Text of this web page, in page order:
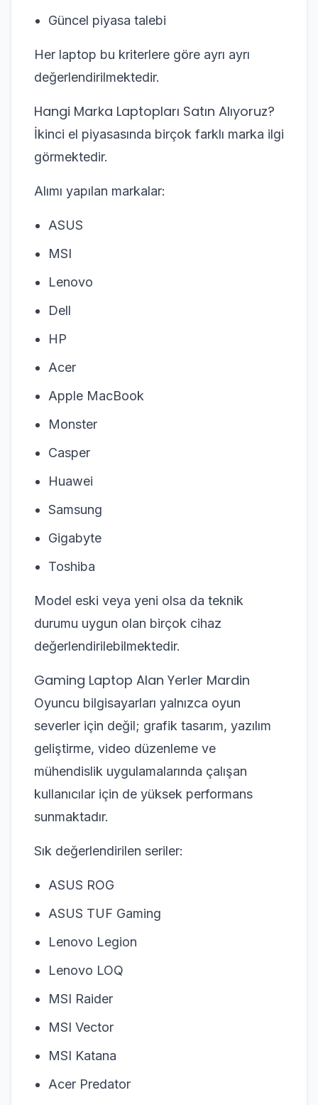
Güncel piyasa talebi
Her laptop bu kriterlere göre ayrı ayrı
değerlendirilmektedir.
Hangi Marka Laptopları Satın Alıyoruz?
İkinci el piyasasında birçok farklı marka ilgi
görmektedir.
Alımı yapılan markalar:
ASUS
MSI
Lenovo
Dell
HP
Acer
Apple MacBook
Monster
Casper
Huawei
Samsung
Gigabyte
Toshiba
Model eski veya yeni olsa da teknik
durumu uygun olan birçok cihaz
değerlendirilebilmektedir.
Gaming Laptop Alan Yerler Mardin
Oyuncu bilgisayarları yalnızca oyun
severler için değil; grafik tasarım, yazılım
geliştirme, video düzenleme ve
mühendislik uygulamalarında çalışan
kullanıcılar için de yüksek performans
sunmaktadır.
Sık değerlendirilen seriler:
ASUS ROG
ASUS TUF Gaming
Lenovo Legion
Lenovo LOQ
MSI Raider
MSI Vector
MSI Katana
Acer Predator